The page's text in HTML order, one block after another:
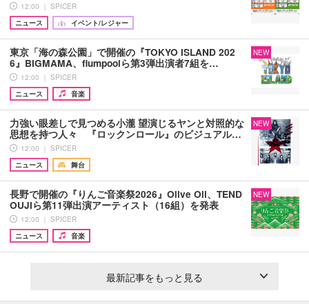
12:00 ｜ SPICER
ニュース
イベント/レジャー
東京「海の森公園」で開催の『TOKYO ISLAND 202
6』BIGMAMA、flumpoolら第3弾出演者7組を…
12:00 ｜ SPICER
ニュース
音楽
NEW
力強い眼差しで見つめる小瀧 望演じるヤンと対照的な
思想を持つ人々 『ロックンロール』のビジュアル…
12:00 ｜ SPICER
ニュース
舞台
NEW
長野で開催の『りんご音楽祭2026』Olive Oil、TEND
OUJIら第11弾出演アーティスト（16組）を発表
12:00 ｜ SPICER
ニュース
音楽
NEW
最新記事をもっと見る